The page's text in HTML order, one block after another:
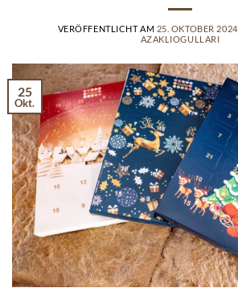
VERÖFFENTLICHT AM 25. OKTOBER 2024
AZAKLIOGULLARI
25
Okt.